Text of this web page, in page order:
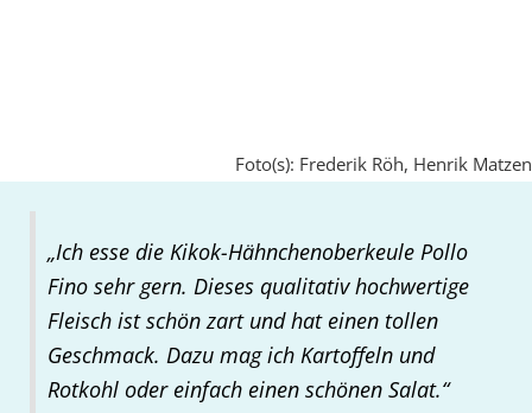
Foto(s): Frederik Röh, Henrik Matzen
„Ich esse die Kikok-Hähnchenoberkeule Pollo
Fino sehr gern. Dieses qualitativ hochwertige
Fleisch ist schön zart und hat einen tollen
Geschmack. Dazu mag ich Kartoffeln und
Rotkohl oder einfach einen schönen Salat.“